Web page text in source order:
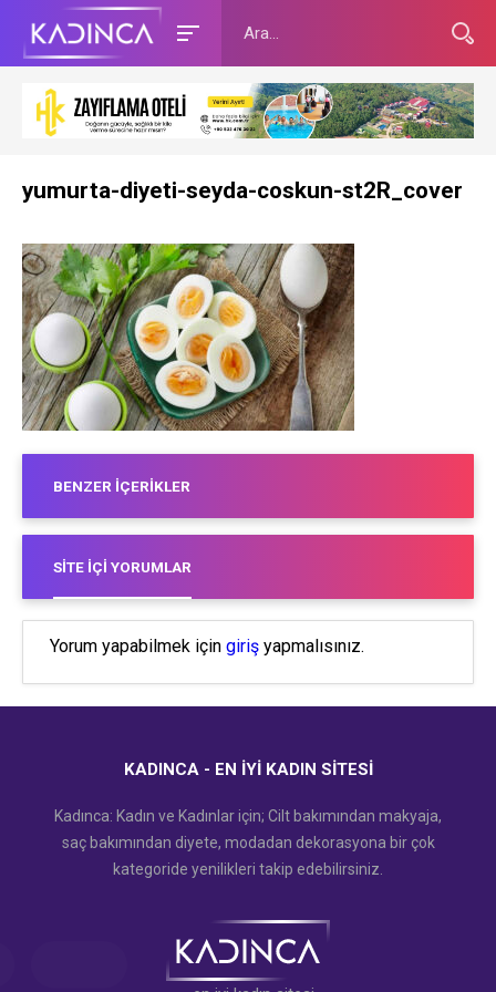
yumurta-diyeti-seyda-coskun-st2R_cover
BENZER İÇERIKLER
SITE İÇI YORUMLAR
Yorum yapabilmek için giriş yapmalısınız.
KADINCA - EN İYI KADIN SITESI
Kadınca: Kadın ve Kadınlar için; Cilt bakımından makyaja,
saç bakımından diyete, modadan dekorasyona bir çok
kategoride yenilikleri takip edebilirsiniz.